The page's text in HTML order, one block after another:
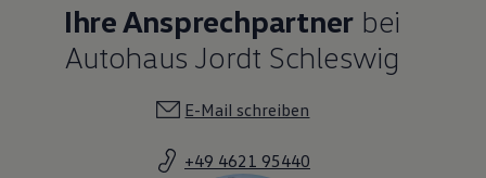
Ihre Ansprechpartner bei
Autohaus Jordt Schleswig
E-Mail schreiben
+49 4621 95440